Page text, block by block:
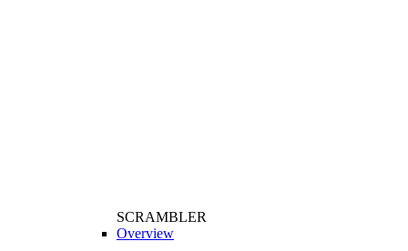
SCRAMBLER
Overview